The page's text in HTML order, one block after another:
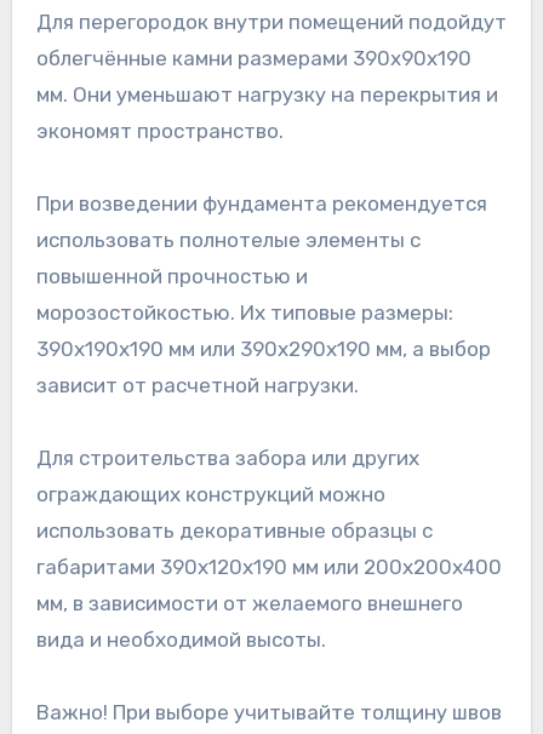
Для перегородок внутри помещений подойдут
облегчённые камни размерами 390x90x190
мм. Они уменьшают нагрузку на перекрытия и
экономят пространство.
При возведении фундамента рекомендуется
использовать полнотелые элементы с
повышенной прочностью и
морозостойкостью. Их типовые размеры:
390x190x190 мм или 390x290x190 мм, а выбор
зависит от расчетной нагрузки.
Для строительства забора или других
ограждающих конструкций можно
использовать декоративные образцы с
габаритами 390x120x190 мм или 200x200x400
мм, в зависимости от желаемого внешнего
вида и необходимой высоты.
Важно! При выборе учитывайте толщину швов